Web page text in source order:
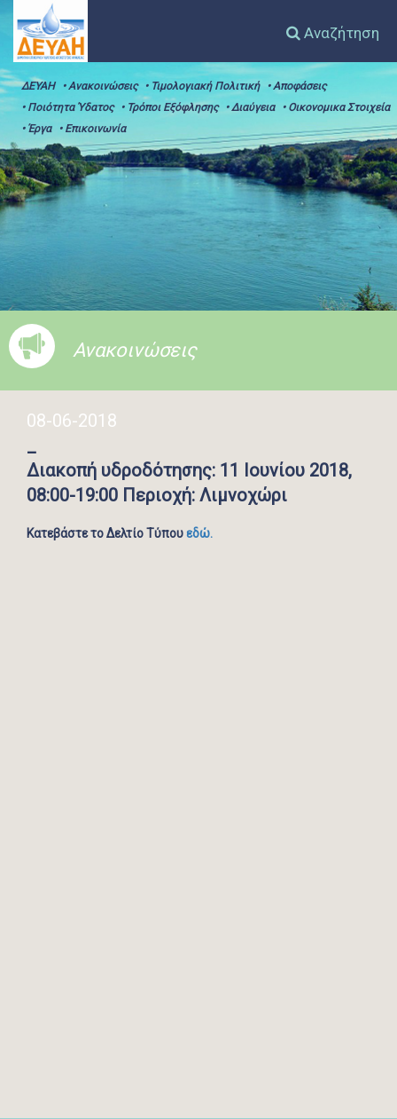
Αναζήτηση
ΔΕΥΑΗ • Ανακοινώσεις • Τιμολογιακή Πολιτική
• Αποφάσεις
• Ποιότητα Ύδατος
• Τρόποι Εξόφλησης • Διαύγεια
• Οικονομικα Στοιχεία
• Έργα
• Επικοινωνία
Ανακοινώσεις
08-06-2018
_
Διακοπή υδροδότησης: 11 Ιουνίου 2018,
08:00-19:00 Περιοχή: Λιμνοχώρι
Κατεβάστε το Δελτίο Τύπουεδώ.